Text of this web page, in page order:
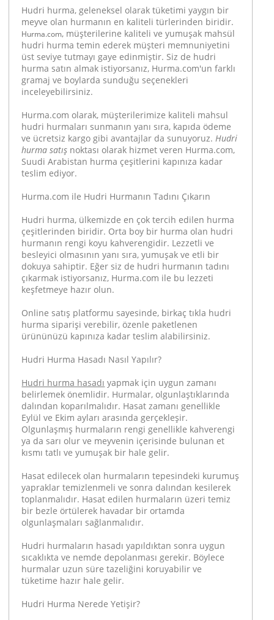
Hudri hurma, geleneksel olarak tüketimi yaygın bir
meyve olan hurmanın en kaliteli türlerinden biridir.
Hurma.com, müşterilerine kaliteli ve yumuşak mahsül
hudri hurma temin ederek müşteri memnuniyetini
üst seviye tutmayı gaye edinmiştir. Siz de hudri
hurma satın almak istiyorsanız, Hurma.com'un farklı
gramaj ve boylarda sunduğu seçenekleri
inceleyebilirsiniz.
Hurma.com olarak, müşterilerimize kaliteli mahsul
hudri hurmaları sunmanın yanı sıra, kapıda ödeme
ve ücretsiz kargo gibi avantajlar da sunuyoruz.Hudri
hurma satış noktası olarak hizmet veren Hurma.com,
Suudi Arabistan hurma çeşitlerini kapınıza kadar
teslim ediyor.
Hurma.com ile Hudri Hurmanın Tadını Çıkarın
Hudri hurma, ülkemizde en çok tercih edilen hurma
çeşitlerinden biridir. Orta boy bir hurma olan hudri
hurmanın rengi koyu kahverengidir. Lezzetli ve
besleyici olmasının yanı sıra, yumuşak ve etli bir
dokuya sahiptir. Eğer siz de hudri hurmanın tadını
çıkarmak istiyorsanız, Hurma.com ile bu lezzeti
keşfetmeye hazır olun.
Online satış platformu sayesinde, birkaç tıkla hudri
hurma siparişi verebilir, özenle paketlenen
ürününüzü kapınıza kadar teslim alabilirsiniz.
Hudri Hurma Hasadı Nasıl Yapılır?
Hudri hurma hasadı yapmak için uygun zamanı
belirlemek önemlidir. Hurmalar, olgunlaştıklarında
dalından koparılmalıdır. Hasat zamanı genellikle
Eylül ve Ekim ayları arasında gerçekleşir.
Olgunlaşmış hurmaların rengi genellikle kahverengi
ya da sarı olur ve meyvenin içerisinde bulunan et
kısmı tatlı ve yumuşak bir hale gelir.
Hasat edilecek olan hurmaların tepesindeki kurumuş
yapraklar temizlenmeli ve sonra dalından kesilerek
toplanmalıdır. Hasat edilen hurmaların üzeri temiz
bir bezle örtülerek havadar bir ortamda
olgunlaşmaları sağlanmalıdır.
Hudri hurmaların hasadı yapıldıktan sonra uygun
sıcaklıkta ve nemde depolanması gerekir. Böylece
hurmalar uzun süre tazeliğini koruyabilir ve
tüketime hazır hale gelir.
Hudri Hurma Nerede Yetişir?